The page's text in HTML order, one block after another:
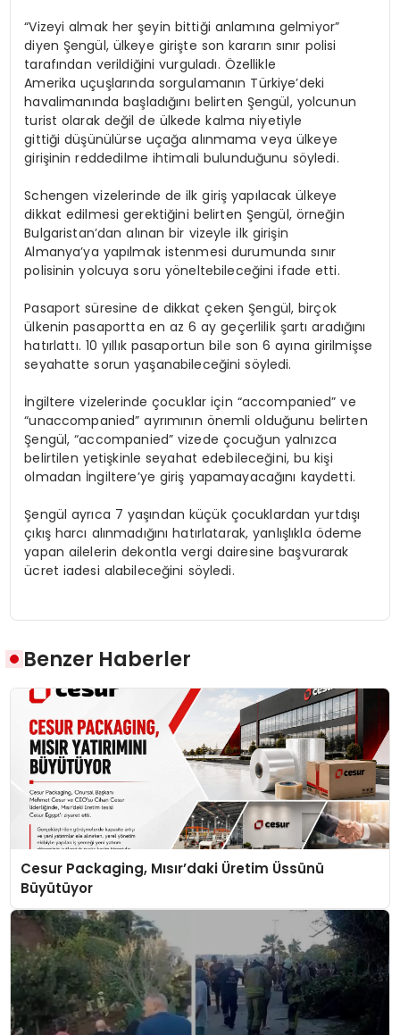
“Vizeyi almak her şeyin bittiği anlamına gelmiyor”
diyen Şengül, ülkeye girişte son kararın sınır polisi
tarafından verildiğini vurguladı. Özellikle
Amerika uçuşlarında sorgulamanın Türkiye’deki
havalimanında başladığını belirten Şengül, yolcunun
turist olarak değil de ülkede kalma niyetiyle
gittiği düşünülürse uçağa alınmama veya ülkeye
girişinin reddedilme ihtimali bulunduğunu söyledi.
Schengen vizelerinde de ilk giriş yapılacak ülkeye
dikkat edilmesi gerektiğini belirten Şengül, örneğin
Bulgaristan’dan alınan bir vizeyle ilk girişin
Almanya’ya yapılmak istenmesi durumunda sınır
polisinin yolcuya soru yöneltebileceğini ifade etti.
Pasaport süresine de dikkat çeken Şengül, birçok
ülkenin pasaportta en az 6 ay geçerlilik şartı aradığını
hatırlattı. 10 yıllık pasaportun bile son 6 ayına girilmişse
seyahatte sorun yaşanabileceğini söyledi.
İngiltere vizelerinde çocuklar için “accompanied” ve
“unaccompanied” ayrımının önemli olduğunu belirten
Şengül, “accompanied” vizede çocuğun yalnızca
belirtilen yetişkinle seyahat edebileceğini, bu kişi
olmadan İngiltere’ye giriş yapamayacağını kaydetti.
Şengül ayrıca 7 yaşından küçük çocuklardan yurtdışı
çıkış harcı alınmadığını hatırlatarak, yanlışlıkla ödeme
yapan ailelerin dekontla vergi dairesine başvurarak
ücret iadesi alabileceğini söyledi.
Benzer Haberler
Cesur Packaging, Mısır’daki Üretim Üssünü
Büyütüyor